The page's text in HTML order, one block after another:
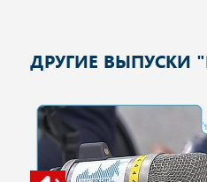
ДРУГИЕ ВЫПУСКИ